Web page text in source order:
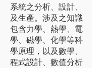
系統之分析、設計、
及生產。涉及之知識
包含力學、熱學、電
學、磁學、化學等科
學原理，以及數學、
程式設計、數值分析